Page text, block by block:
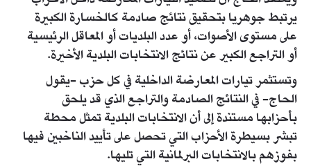
يرتبط جوهريا بتحقيق نتائج صادمة كالخسارة الكبيرة
على مستوى الأصوات، أو عدد البلديات أو المعاقل الرئيسية
أو التراجع الكبير عن نتائج الانتخابات البلدية الأخيرة.
وتستثمر تيارات المعارضة الداخلية في كل حزب -يقول
الحاج- في النتائج الصادمة والتراجع الذي قد يلحق
بأحزابها مستندة إلى أن الانتخابات البلدية تمثل محطة
تبشر بسيطرة الأحزاب التي تحصل على تأييد الناخبين فيها
بفوزهم بالانتخابات البرلمانية التي تليها.